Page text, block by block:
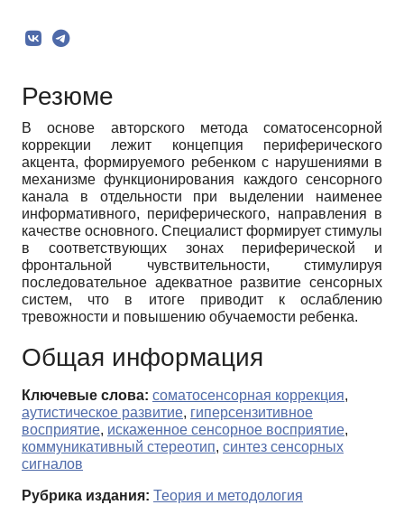
Резюме
В основе авторского метода соматосенсорной
коррекции лежит концепция периферического
акцента, формируемого ребенком с нарушениями в
механизме функционирования каждого сенсорного
канала в отдельности при выделении наименее
информативного, периферического, направления в
качестве основного. Специалист формирует стимулы
в соответствующих зонах периферической и
фронтальной чувствительности, стимулируя
последовательное адекватное развитие сенсорных
систем, что в итоге приводит к ослаблению
тревожности и повышению обучаемости ребенка.
Общая информация
Ключевые слова: соматосенсорная коррекция,
аутистическое развитие, гиперсензитивное
восприятие, искаженное сенсорное восприятие,
коммуникативный стереотип, синтез сенсорных
сигналов
Рубрика издания: Теория и методология